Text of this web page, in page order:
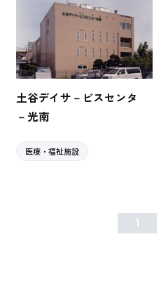
土谷デイサ－ビスセンタ
－光南
医療・福祉施設
1